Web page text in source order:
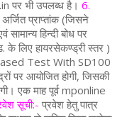
पर भी उपलब्ध है। 6.
प्राप्तांक (जिसने
सामान्य हिन्दी बोध पर
के लिए हायरसेकण्ड्री स्तर )
Test With SD100
आयोजित होगी, जिसकी
एक माह पूर्व mponline
सूची:- प्रवेश हेतु पात्र